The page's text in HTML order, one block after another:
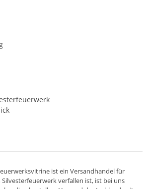
ist ein Versandhandelfür
Silvesterfeuerwerk verfallen ist, ist bei uns